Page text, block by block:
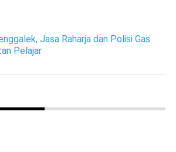
Jasa Raharja dan Polisi Gas
Pelajar